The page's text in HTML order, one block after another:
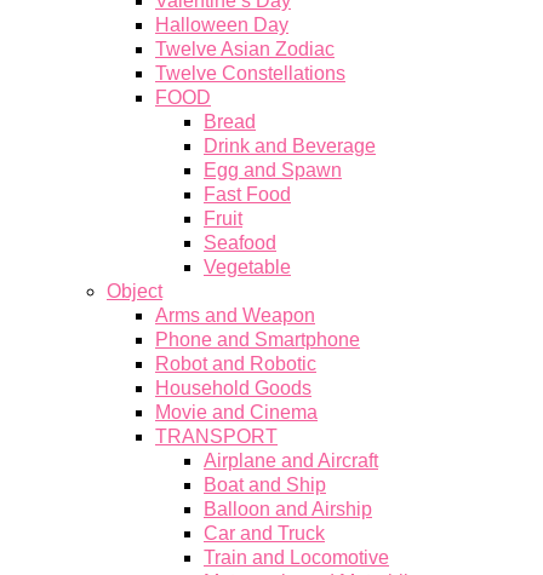
Halloween Day
Twelve Asian Zodiac
Twelve Constellations
FOOD
Bread
Drink and Beverage
Egg and Spawn
Fast Food
Fruit
Seafood
Vegetable
Object
Arms and Weapon
Phone and Smartphone
Robot and Robotic
Household Goods
Movie and Cinema
TRANSPORT
Airplane and Aircraft
Boat and Ship
Balloon and Airship
Car and Truck
Train and Locomotive